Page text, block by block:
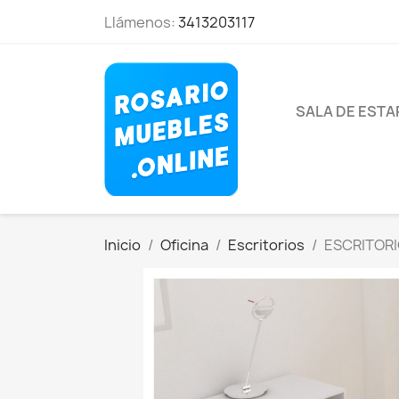
Llámenos:3413203117
SALA DE
Inicio Oficina Escritorios